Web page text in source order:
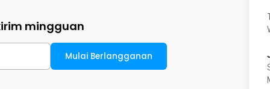
mingguan
Mulai Berlangganan